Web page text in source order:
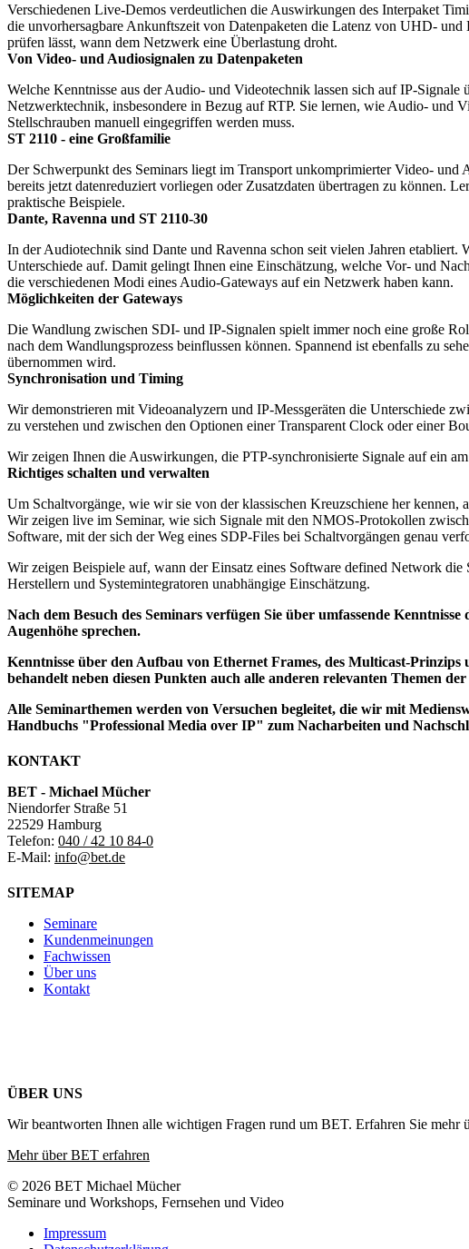
Verschiedenen Live-Demos verdeutlichen die Auswirkungen des Interpaket
die unvorhersagbare Ankunftszeit von Datenpaketen die Latenz von UHD-
prüfen lässt, wann dem Netzwerk eine Überlastung droht.
Von Video- und Audiosignalen zu Datenpaketen
Welche Kenntnisse aus der Audio- und Videotechnik lassen sich auf IP-
Netzwerktechnik, insbesondere in Bezug auf RTP. Sie lernen, wie Audio- und
Stellschrauben manuell eingegriffen werden muss.
ST 2110 - eine Großfamilie
Der Schwerpunkt des Seminars liegt im Transport unkomprimierter Video-
bereits jetzt datenreduziert vorliegen oder Zusatzdaten übertragen zu können.
praktische Beispiele.
Dante, Ravenna und ST 2110-30
In der Audiotechnik sind Dante und Ravenna schon seit vielen Jahren
Unterschiede auf. Damit gelingt Ihnen eine Einschätzung, welche Vor- und
die verschiedenen Modi eines Audio-Gateways auf ein Netzwerk haben kann.
Möglichkeiten der Gateways
Die Wandlung zwischen SDI- und IP-Signalen spielt immer noch eine große
nach dem Wandlungsprozess beinflussen können. Spannend ist ebenfalls zu
übernommen wird.
Synchronisation und Timing
Wir demonstrieren mit Videoanalyzern und IP-Messgeräten die Unterschiede
zu verstehen und zwischen den Optionen einer Transparent Clock oder einer
Wir zeigen Ihnen die Auswirkungen, die PTP-synchronisierte Signale auf ein
Richtiges schalten und verwalten
Um Schaltvorgänge, wie wir sie von der klassischen Kreuzschiene her
Wir zeigen live im Seminar, wie sich Signale mit den NMOS-Protokollen
Software, mit der sich der Weg eines SDP-Files bei Schaltvorgängen genau
Wir zeigen Beispiele auf, wann der Einsatz eines Software defined Network
Herstellern und Systemintegratoren unabhängige Einschätzung.
Nach dem Besuch des Seminars verfügen Sie über umfassende
Augenhöhe sprechen.
Kenntnisse über den Aufbau von Ethernet Frames, des Multicast-
behandelt neben diesen Punkten auch alle anderen relevanten Themen
Alle Seminarthemen werden von Versuchen begleitet, die wir mit
Handbuchs "Professional Media over IP" zum Nacharbeiten und
KONTAKT
BET - Michael Mücher
Niendorfer Straße 51
22529 Hamburg
Telefon: 040 / 42 10 84-0
E-Mail: info@bet.de
SITEMAP
Seminare
Kundenmeinungen
Fachwissen
Über uns
Kontakt
ÜBER UNS
Wir beantworten Ihnen alle wichtigen Fragen rund um BET. Erfahren Sie mehr
Mehr über BET erfahren
© 2026 BET Michael Mücher
Seminare und Workshops, Fernsehen und Video
Impressum